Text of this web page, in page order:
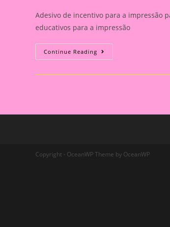
Adesivo de incentivo para a impressão
educativos para a impressão
Continue Reading Incentivos
Educativos
Copyright - OceanWP Theme by OceanWP